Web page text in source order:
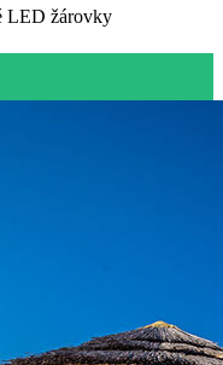
LED žárovky